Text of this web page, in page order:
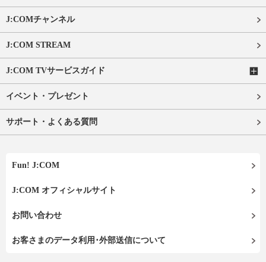
J:COMチャンネル
J:COM STREAM
J:COM TVサービスガイド
イベント・プレゼント
サポート・よくある質問
Fun! J:COM
J:COM オフィシャルサイト
お問い合わせ
お客さまのデータ利用･外部送信について